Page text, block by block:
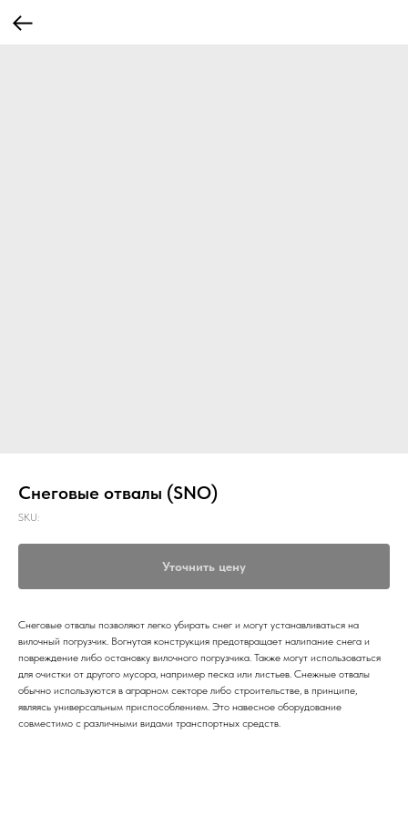
Снеговые отвалы (SNO)
SKU:
Уточнить цену
Снеговые отвалы позволяют легко убирать снег и могут устанавливаться на
вилочный погрузчик. Вогнутая конструкция предотвращает налипание снега и
повреждение либо остановку вилочного погрузчика. Также могут использоваться
для очистки от другого мусора, например песка или листьев. Снежные отвалы
обычно используются в аграрном секторе либо строительстве, в принципе,
являясь универсальным приспособлением. Это навесное оборудование
совместимо с различными видами транспортных средств.